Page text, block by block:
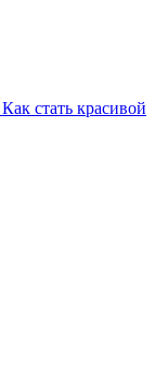
Как стать красивой